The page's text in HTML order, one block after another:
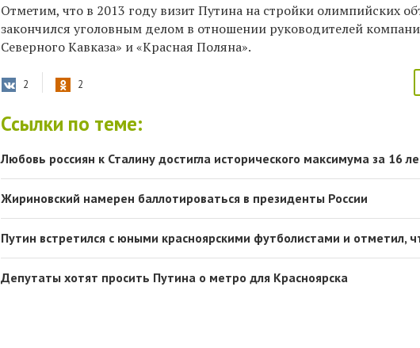
Отметим, что в 2013 году визит Путина на стройки олимпийских
закончился уголовным делом в отношении руководителей
Северного Кавказа» и «Красная Поляна».
2 2
Ссылки по теме:
Любовь россиян к Сталину достигла исторического максимума за 16
Жириновский намерен баллотироваться в президенты России
Путин встретился с юными красноярскими футболистами и отметил,
Депутаты хотят просить Путина о метро для Красноярска